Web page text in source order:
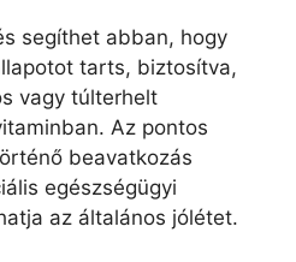
segíthet abban, hogy
tarts, biztosítva,
vagy túlterhelt
Az pontos
beavatkozás
egészségügyi
az általános jólétet.